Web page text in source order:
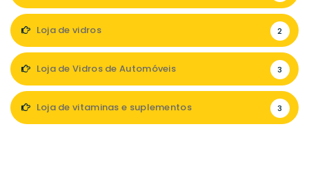
Loja de vidros 2
Loja de Vidros de Automóveis 3
Loja de vitaminas e suplementos 3